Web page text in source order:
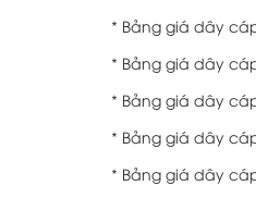
* Bảng giá dây
* Bảng giá dây
* Bảng giá dây
* Bảng giá dây cáp
* Bảng giá dây cáp